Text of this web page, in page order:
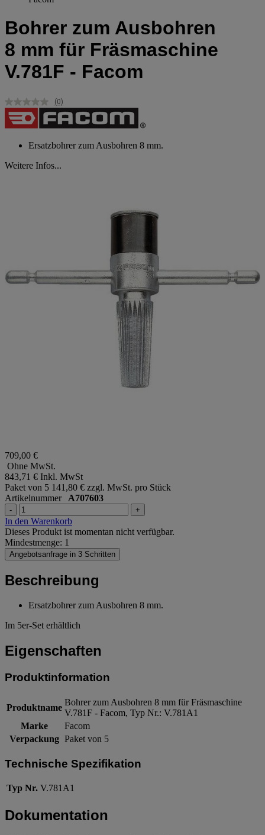
Bohrer zum Ausbohren
8 mm für Fräsmaschine
V.781F - Facom
Kein
Beurteilungswert.
Link
derselben
(0)
Ersatzbohrer zum Ausbohren 8 mm.
Weitere Infos...
709,00 €
Ohne MwSt.
843,71 € Inkl. MwSt
Paket von 5 141,80 € zzgl. MwSt. pro Stück
Artikelnummer A707603
- +
In den Warenkorb
Dieses Produkt ist momentan nicht verfügbar.
Mindestmenge: 1
Angebotsanfrage in 3 Schritten
Beschreibung
Ersatzbohrer zum Ausbohren 8 mm.
Im 5er-Set erhältlich
Eigenschaften
Produktinformation
Produktname
Bohrer zum Ausbohren 8 mm für Fräsmaschine
V.781F - Facom, Typ Nr.: V.781A1
Marke
Facom
Verpackung Paket von 5
Technische Spezifikation
Typ Nr. V.781A1
Dokumentation